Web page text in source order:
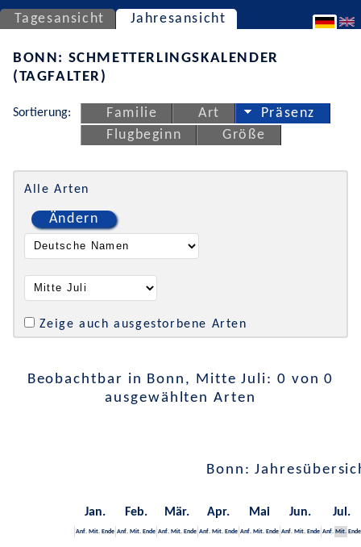
Tagesansicht Jahresansicht
BONN: SCHMETTERLINGSKALENDER
(TAGFALTER)
Sortierung: Familie Art
Präsenz
Flugbeginn
Größe
Alle Arten
Ändern
Zeige auch ausgestorbene Arten
Beobachtbar in Bonn, Mitte Juli: 0 von 0
ausgewählten Arten
Bonn:
Jan. Feb. Mär. Apr. Mai Jun. Jul.
Anf. Mit. Ende Anf. Mit. Ende Anf. Mit. Ende Anf. Mit. Ende Anf. Mit. Ende Anf. Mit. Ende Anf. Mit. Ende